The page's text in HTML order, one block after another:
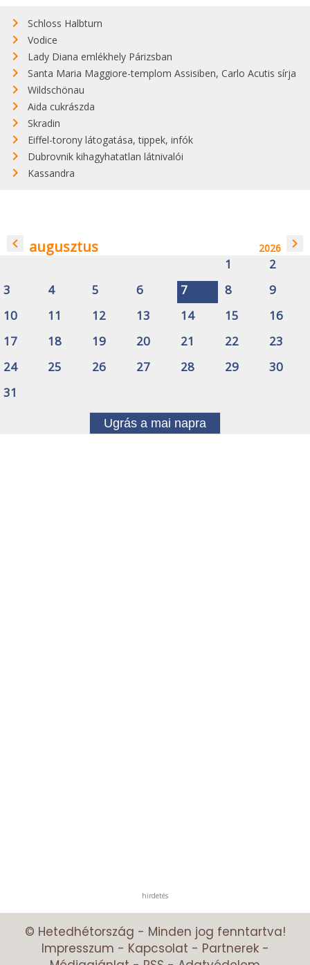
Schloss Halbturn
Vodice
Lady Diana emlékhely Párizsban
Santa Maria Maggiore-templom Assisiben, Carlo Acutis sírja
Wildschönau
Aida cukrászda
Skradin
Eiffel-torony látogatása, tippek, infók
Dubrovnik kihagyhatatlan látnivalói
Kassandra
navigate_before augusztus 2026 navigate_next
1
2
3
4 5 6 7 8
9
10
11 12 13 14 15
16
17
18 19 20 21 22
23
24
25 26 27 28 29
30
31
Ugrás a mai napra
hirdetés
© Hetedhétország - Minden jog fenntartva!
Impresszum - Kapcsolat - Partnerek-